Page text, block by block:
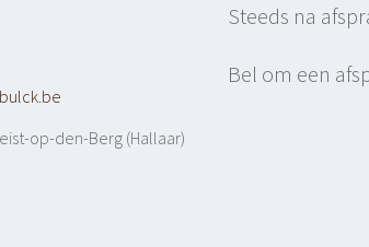
op-den-Berg (Hallaar)
Steeds na
Bel om een